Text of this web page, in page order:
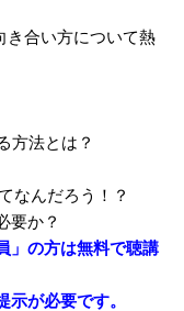
き合い方について熱
方法とは？
なんだろう！？
要か？
」の方は無料で聴講
が必要です。